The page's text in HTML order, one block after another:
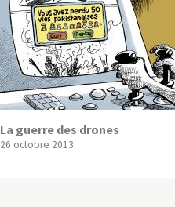
La guerre des drones
26 octobre 2013